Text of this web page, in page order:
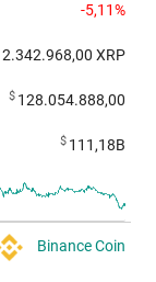
-5,11%
XRP
$ 128.054.888,00
$ 111,18B
Binance Coin